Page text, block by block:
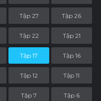
Tập 27 Tập 26
Tập 22 Tập 21
Tập 17 Tập 16
Tập 12 Tập 11
Tập 7 Tập 6